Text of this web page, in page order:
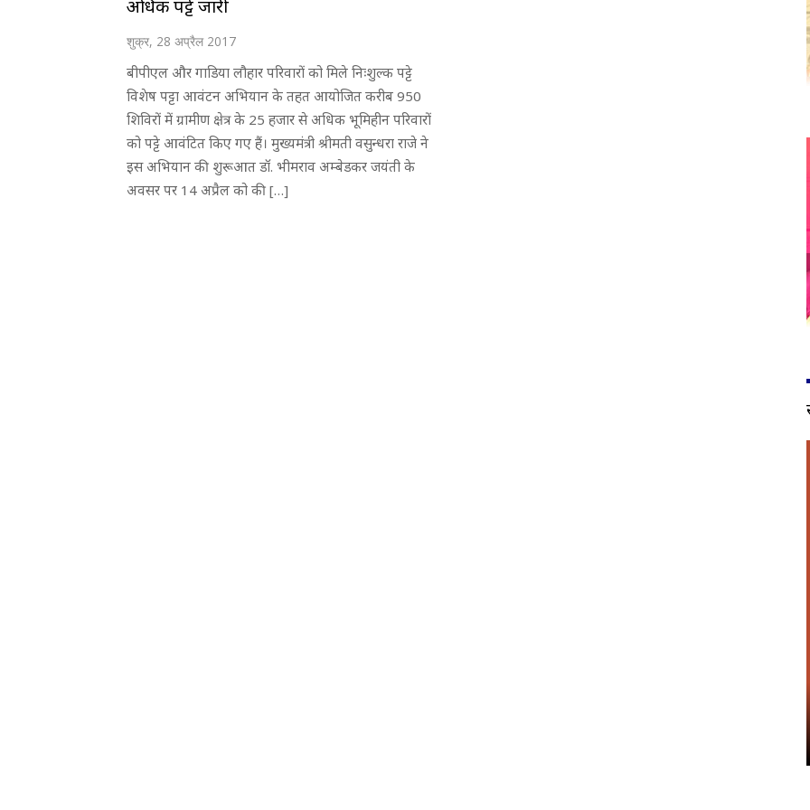
अधिक पट्टे जारी
शुक्र, 28 अप्रैल 2017
बीपीएल और गाडिया लौहार परिवारों को मिले निःशुल्क पट्टे
विशेष पट्टा आवंटन अभियान के तहत आयोजित करीब 950
शिविरों में ग्रामीण क्षेत्र के 25 हजार से अधिक भूमिहीन परिवारों
को पट्टे आवंटित किए गए हैं। मुख्यमंत्री श्रीमती वसुन्धरा राजे ने
इस अभियान की शुरूआत डॉ. भीमराव अम्बेडकर जयंती के
अवसर पर 14 अप्रैल को की […]